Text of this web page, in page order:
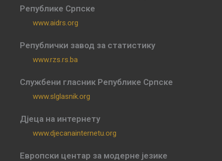
Републике Српске
www.aidrs.org
Републички завод за статистику
www.rzs.rs.ba
Службени гласник Републике Српске
www.slglasnik.org
Дјеца на интернету
www.djecanainternetu.org
Европски центар за модерне језике